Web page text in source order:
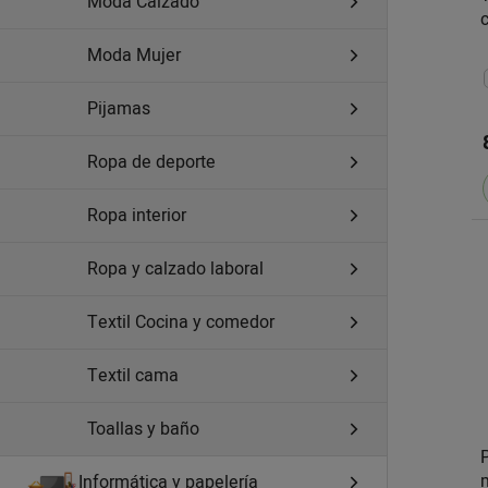
Moda Mujer
Pijamas
Ropa de deporte
Ropa interior
Ropa y calzado laboral
Textil Cocina y comedor
Textil cama
Toallas y baño
Informática y papelería